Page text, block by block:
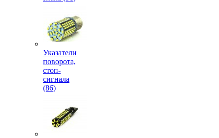
Указатели
поворота,
стоп-
сигнала
(86)